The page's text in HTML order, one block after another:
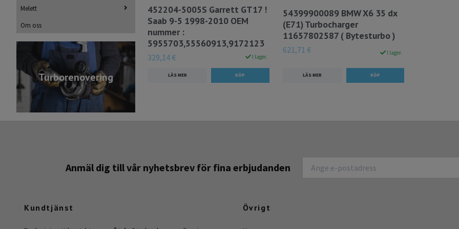
Melett
Om oss
Turborenovering
452204-5005S Garrett GT17 !
Saab 9-5 1998-2010 OEM
nummer :
5955703,55560913,9172123
329,14 € I lager.
LÄS MER
54399900089 BMW X6 35 dx
(E71) Turbocharger
11657802587 ( Bytesturbo )
621,71 € I lager.
LÄS MER
Anmäl dig till vår nyhetsbrev för fina erbjudanden
Kundtjänst Övrigt